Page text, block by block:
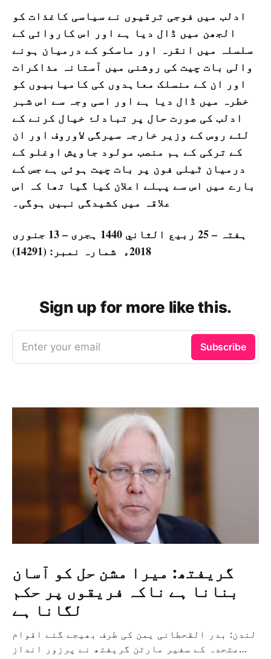
ادلب میں فوجی ترقیوں نے سیاسی کاغذات کو
الجھن میں ڈال دیا ہے اور اس کاروائی کے
سلسلہ میں انقرہ اور ماسکو کے درمیان ہونے
والی بات چیت کی روشنی میں آستانہ مذاکرات
اور ان کے منسلک معاہدوں کی کامیابیوں کو
خطرہ میں ڈال دیا ہے اور اسی وجہ سے اس شہر
ادلب کی صورت حال پر تبادلۂ خیال کرنے کے
لئے روس کے وزیر خارجہ سیرگی لاوروف اور ان
کے ترکی کے ہم منصب مولود جاويش اوغلو کے
درمیان ٹیلی فون پر بات چیت ہوئی ہے جس کے
بارے میں اس سے پہلے اعلان کیا گیا تھا کہ اس
علاقہ میں کشیدگی نہیں ہوگی۔
ہفتہ – 25 ربيع الثاني 1440 ہجری – 13 جنوری
2018ء شمارہ نمبر: (14291)
Sign up for more like this.
Enter your email Subscribe
گریفتھ: میرا مشن حل کو آسان
بنانا ہے ناکہ فریقوں پر حکم
لگانا ہے
لندن: بدر القحطانی یمن کی طرف بھیجے گئے اقوام
متحدہ کے سفیر مارٹن گریفتھ نے پرزور انداز